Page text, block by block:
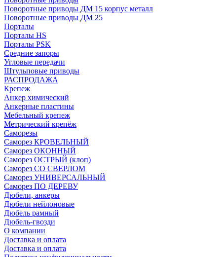
Поворотные приводы ДМ 15 корпус металл
Поворотные приводы ДМ 25
Порталы
Порталы HS
Порталы PSK
Средние запоры
Угловые передачи
Штульповые приводы
РАСПРОДАЖА
Крепеж
Анкер химический
Анкерные пластины
Мебельный крепеж
Метрический крепёж
Саморезы
Саморез КРОВЕЛЬНЫЙ
Саморез ОКОННЫЙ
Саморез ОСТРЫЙ (клоп)
Саморез СО СВЕРЛОМ
Саморез УНИВЕРСАЛЬНЫЙ
Саморез ПО ДЕРЕВУ
Дюбели, анкеры
Дюбели нейлоновые
Дюбель рамный
Дюбель-гвозди
О компании
Доставка и оплата
Доставка и оплата